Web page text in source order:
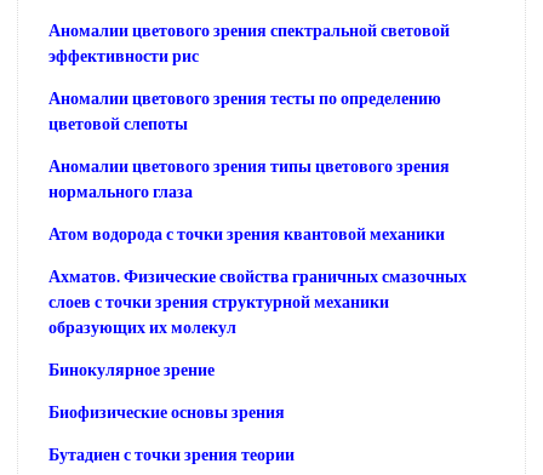
Аномалии цветового зрения спектральной световой
эффективности рис
Аномалии цветового зрения тесты по определению
цветовой слепоты
Аномалии цветового зрения типы цветового зрения
нормального глаза
Атом водорода с точки зрения квантовой механики
Ахматов. Физические свойства граничных смазочных
слоев с точки зрения структурной механики
образующих их молекул
Бинокулярное зрение
Биофизические основы зрения
Бутадиен с точки зрения теории